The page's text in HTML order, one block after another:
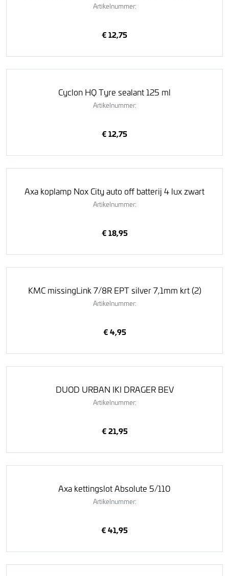
Artikelnummer:
€ 12,75
Cyclon HQ Tyre sealant 125 ml
Artikelnummer:
€ 12,75
Axa koplamp Nox City auto off batterij 4 lux zwart
Artikelnummer:
€ 18,95
KMC missingLink 7/8R EPT silver 7,1mm krt (2)
Artikelnummer:
€ 4,95
DUOD URBAN IKI DRAGER BEV
Artikelnummer:
€ 21,95
Axa kettingslot Absolute 5/110
Artikelnummer:
€ 41,95